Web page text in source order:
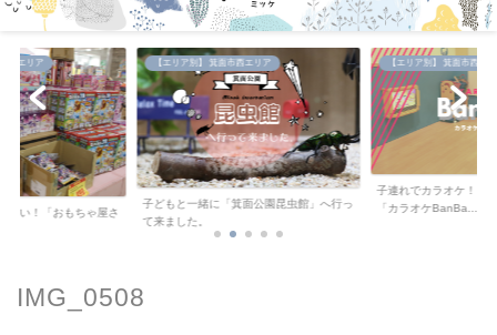
央エリア
安い！「おもちゃ屋さ
【エリア別】 箕面市西エリア
子どもと一緒に「箕面公園昆虫館」へ行っ
て来ました。
【エリア別】 箕面市西エ
子連れでカラオケ！キ
「カラオケBanBa...
IMG_0508